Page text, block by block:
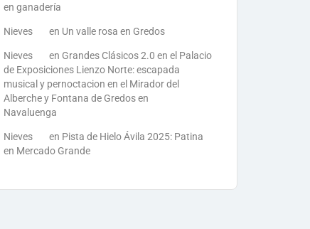
en ganadería
Nieves en Un valle rosa en Gredos
Nieves en Grandes Clásicos 2.0 en el Palacio
de Exposiciones Lienzo Norte: escapada
musical y pernoctacion en el Mirador del
Alberche y Fontana de Gredos en
Navaluenga
Nieves en Pista de Hielo Ávila 2025: Patina
en Mercado Grande